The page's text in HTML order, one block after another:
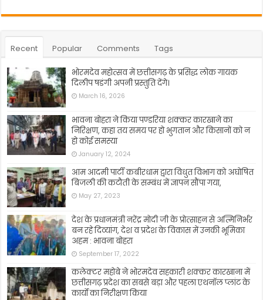
Recent Popular Comments Tags
भोरमदेव महोत्सव में छत्तीसगढ़ के प्रसिद्ध लोक गायक
दिलीप षडंगी अपनी प्रस्तुति देंगे।
March 16, 2026
भावना बोहरा ने किया पण्डरिया शक्कर कारखाने का
निरिक्षण, कहा तय समय पर हो भुगतान और किसानों को न
हो कोई समस्या
January 12, 2024
आम आदमी पार्टी कबीरधाम द्वारा विधुत विभाग को अघोषित
बिजली की कटौती के सम्बंध में ज्ञापन सौंपा गया,
May 27, 2023
देश के प्रधानमंत्री नरेंद्र मोदी जी के प्रोत्साहन से अत्मिनिर्भर
बन रहे दिव्यांग, देश व प्रदेश के विकास में उनकी भूमिका
अहम : भावना बोहरा
September 17, 2022
कलेक्टर महोबे ने भोरमदेव सहकारी शक्कर कारखाना में
छत्तीसगढ़ प्रदेश का सबसे बड़ा और पहला एथनॉल प्लांट के
कार्यो का निरीक्षण किया